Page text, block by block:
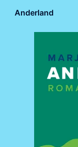
Anderland